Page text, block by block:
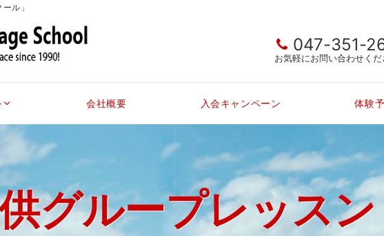
ル」
047-351-
お気軽にお問い合わせくだ
会社概要 入会キャンペーン 体験
グループレッスン